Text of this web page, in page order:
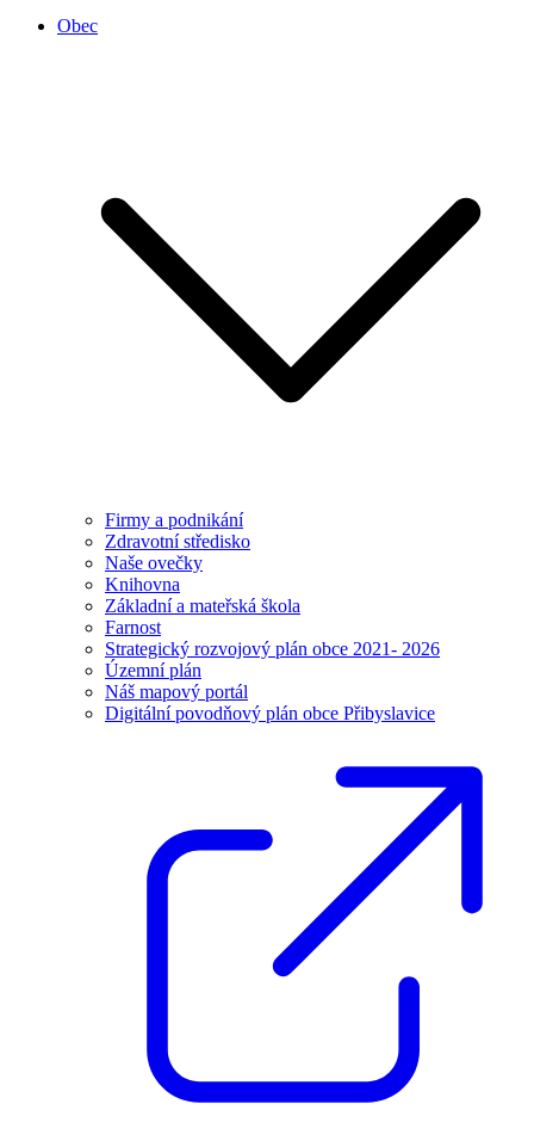
Obec
Firmy a podnikání
Zdravotní středisko
Naše ovečky
Knihovna
Základní a mateřská škola
Farnost
Strategický rozvojový plán obce 2021- 2026
Územní plán
Náš mapový portál
Digitální povodňový plán obce Přibyslavice